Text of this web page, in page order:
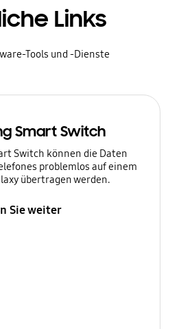
Links
Tools und -Dienste
Smart Switch
Switch können die Daten
problemlos auf einem
übertragen werden.
Sie weiter